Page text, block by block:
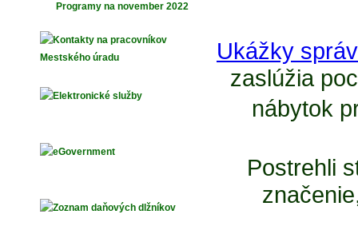
Programy na november 2022
Ukážky
zaslúžia
nábytok
Postrehli